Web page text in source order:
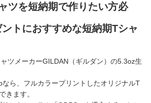
ツを短納期で作りたい方必
トにおすすめな短納期Tシャ
ツメーカーGILDAN（ギルダン）の5.3oz生
ら、フルカラープリントしたオリジナルT
きます。